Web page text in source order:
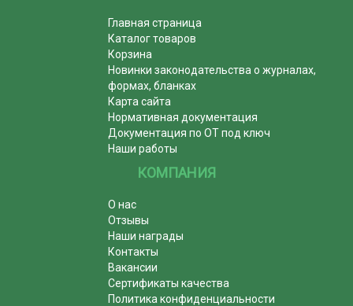
Главная страница
Каталог товаров
Корзина
Новинки законодательства о журналах,
формах, бланках
Карта сайта
Нормативная документация
Документация по ОТ под ключ
Наши работы
КОМПАНИЯ
О нас
Отзывы
Наши награды
Контакты
Вакансии
Сертификаты качества
Политика конфиденциальности